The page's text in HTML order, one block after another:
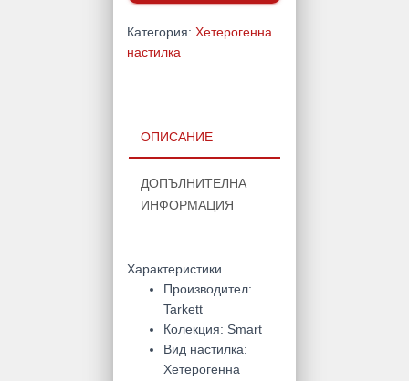
–
121608
Категория: Хетерогенна
настилка
ОПИСАНИЕ
ДОПЪЛНИТЕЛНА
ИНФОРМАЦИЯ
Характеристики
Производител:
Tarkett
Колекция: Smart
Вид настилка:
Хетерогенна